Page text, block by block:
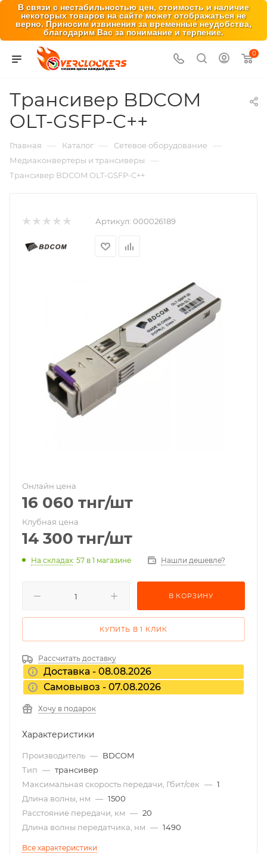
В связи с нестабильностью цен, стоимость и наличие
некоторых товаров на сайте может отображаться не
верно. Приносим извинения за временные неудобства,
благодарим Вас за понимание и терпение.
0
Трансивер BDCOM
OLT-GSFP-C++
Главная — Каталог — Сетевое оборудование —
Медиаконвертеры и трансиверы —
Трансивер BDCOM OLT-GSFP-C++
Артикул: 000026189
Онлайн цена
16 060 тнг/шт
Клубная цена
14 300 тнг/шт
На складах: 57 в 1 магазине Нашли дешевле?
В КОРЗИНУ
КУПИТЬ В 1 КЛИК
Рассчитать доставку
Доставка - 08.08.2026
Самовывоз - 07.08.2026
Хочу в подарок
Характеристики
Производитель — BDCOM
Тип — трансивер
Максимальная скорость передачи, Гбит/сек — 1
Длина волны, нм — 1500
Расстояние передачи, км — 20
Длина волны передатчика, нм — 1490
Все характеристики